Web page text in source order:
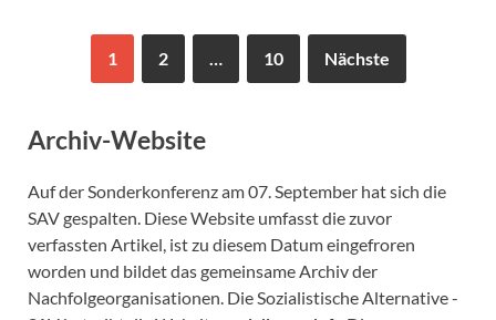
1 2 … 10 Nächste
Archiv-Website
Auf der Sonderkonferenz am 07. September hat sich die
SAV gespalten. Diese Website umfasst die zuvor
verfassten Artikel, ist zu diesem Datum eingefroren
worden und bildet das gemeinsame Archiv der
Nachfolgeorganisationen. Die Sozialistische Alternative -